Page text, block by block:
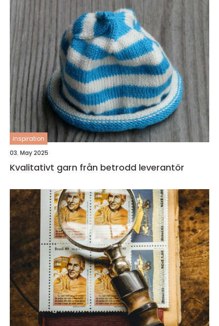
inspiration
03. May 2025
Kvalitativt garn från betrodd leverantör